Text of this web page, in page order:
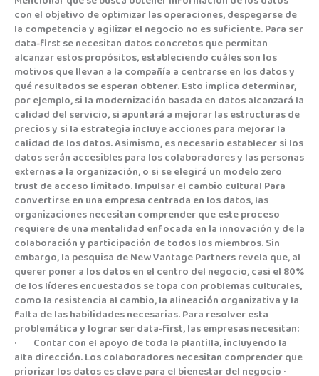
con el objetivo de optimizar las operaciones, despegarse de
la competencia y agilizar el negocio no es suficiente. Para ser
data-first se necesitan datos concretos que permitan
alcanzar estos propósitos, estableciendo cuáles son los
motivos que llevan a la compañía a centrarse en los datos y
qué resultados se esperan obtener. Esto implica determinar,
por ejemplo, si la modernización basada en datos alcanzará la
calidad del servicio, si apuntará a mejorar las estructuras de
precios y si la estrategia incluye acciones para mejorar la
calidad de los datos. Asimismo, es necesario establecer si los
datos serán accesibles para los colaboradores y las personas
externas a la organización, o si se elegirá un modelo zero
trust de acceso limitado. Impulsar el cambio cultural Para
convertirse en una empresa centrada en los datos, las
organizaciones necesitan comprender que este proceso
requiere de una mentalidad enfocada en la innovación y de la
colaboración y participación de todos los miembros. Sin
embargo, la pesquisa de New Vantage Partners revela que, al
querer poner a los datos en el centro del negocio, casi el 80%
de los líderes encuestados se topa con problemas culturales,
como la resistencia al cambio, la alineación organizativa y la
falta de las habilidades necesarias. Para resolver esta
problemática y lograr ser data-first, las empresas necesitan:
· Contar con el apoyo de toda la plantilla, incluyendo la
alta dirección. Los colaboradores necesitan comprender que
priorizar los datos es clave para el bienestar del negocio ·